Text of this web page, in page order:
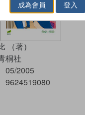
（著）
桐社
05/2005
9624519080
成為會員 登入